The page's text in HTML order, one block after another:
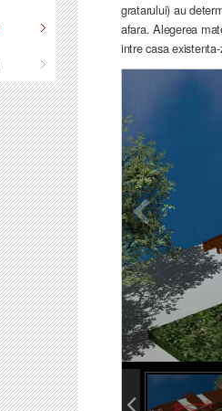
gratarului) au
afara. Alegerea
intre casa
info heading
info content